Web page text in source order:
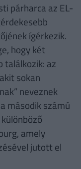
párharca az EL-
ígérkezik.
hogy két
az
sokan
neveznek
második számú
amely
jutott el